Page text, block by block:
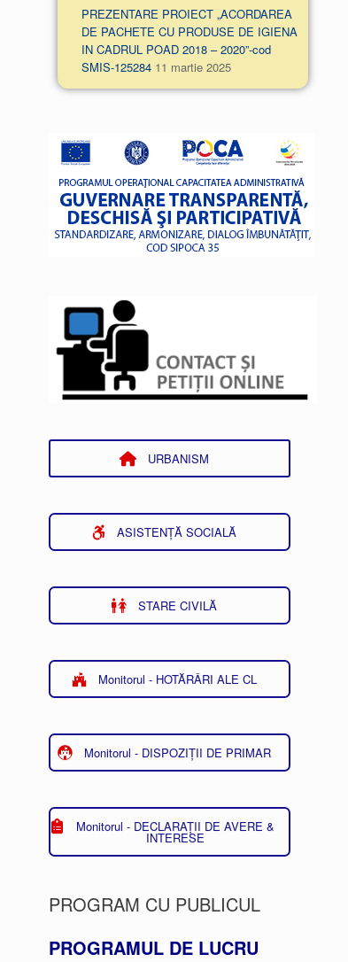
PREZENTARE PROIECT „ACORDAREA
DE PACHETE CU PRODUSE DE IGIENA
IN CADRUL POAD 2018 – 2020”-cod
SMIS-125284 11 martie 2025
URBANISM
ASISTENȚĂ SOCIALĂ
STARE CIVILĂ
Monitorul - HOTĂRÂRI ALE CL
Monitorul - DISPOZIȚII DE PRIMAR
Monitorul - DECLARAȚII DE AVERE &
INTERESE
PROGRAM CU PUBLICUL
PROGRAMUL DE LUCRU